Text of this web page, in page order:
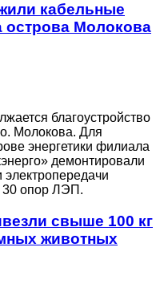
кабельные
острова Молокова
благоустройство
Молокова. Для
энергетики филиала
демонтировали
30 опор ЛЭП.
свыше 100 кг
животных